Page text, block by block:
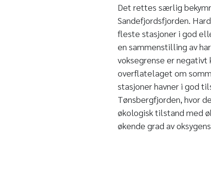
Det rettes særlig
Sandefjordsfjorden.
fleste stasjoner i god
en sammenstilling av
voksegrense er
overflatelaget om
stasjoner havner i god
Tønsbergfjorden, hvor
økologisk tilstand med
økende grad av